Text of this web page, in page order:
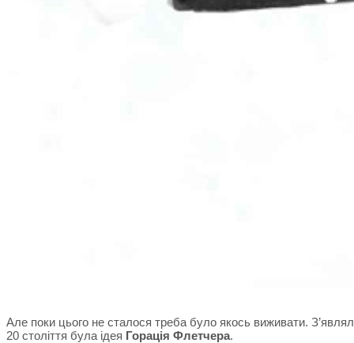
Але поки цього не сталося треба було якось виживати.
20 століття була ідея Горація Флетчера.